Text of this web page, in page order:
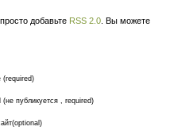
добавьте RSS 2.0 . Вы можете
(required)
(не публикуется , required)